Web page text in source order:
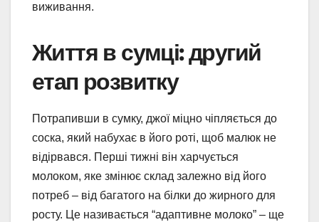
виживання.
Життя в сумці: другий
етап розвитку
Потрапивши в сумку, джої міцно чіпляється до
соска, який набухає в його роті, щоб малюк не
відірвався. Перші тижні він харчується
молоком, яке змінює склад залежно від його
потреб – від багатого на білки до жирного для
росту. Це називається “адаптивне молоко” – ще